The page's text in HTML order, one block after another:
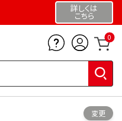
詳しくは
こちら
0
変更